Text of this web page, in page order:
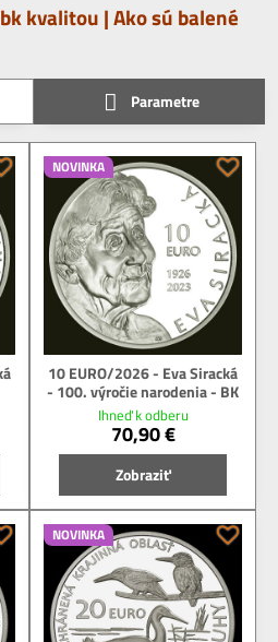
kvalitou |Ako sú balené
Parametre
NOVINKA
10 EURO/2026 - Eva Siracká
- 100. výročie narodenia - BK
Ihneď k odberu
70,90 €
Zobraziť
NOVINKA